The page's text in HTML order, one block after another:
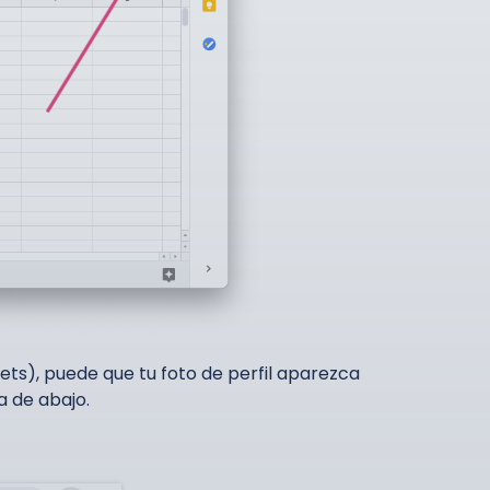
puede que tu foto de perfil aparezca
de abajo.